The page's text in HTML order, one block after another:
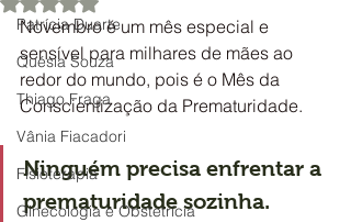
Patrícia Duarte
Quésia Souza
Thiago Fraga
Vânia Fiacadori
Fisioterapia
Ginecologia e Obstetrícia
Novembro é um mês especial e
sensível para milhares de mães ao
redor do mundo, pois é o Mês da
Conscientização da Prematuridade.
Ninguém precisa enfrentar a
prematuridade sozinha.